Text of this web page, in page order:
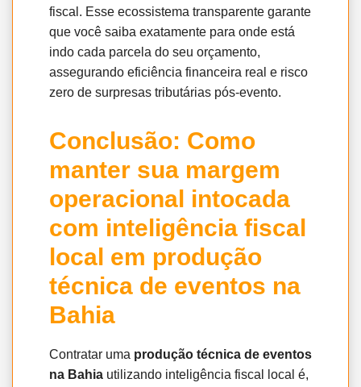
fiscal. Esse ecossistema transparente garante
que você saiba exatamente para onde está
indo cada parcela do seu orçamento,
assegurando eficiência financeira real e risco
zero de surpresas tributárias pós-evento.
Conclusão: Como
manter sua margem
operacional intocada
com inteligência fiscal
local em produção
técnica de eventos na
Bahia
Contratar uma produção técnica de eventos
na Bahia utilizando inteligência fiscal local é,